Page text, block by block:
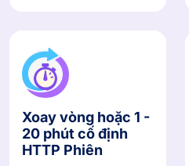
Xoay vòng hoặc 1 -
20 phút cố định
HTTP Phiên